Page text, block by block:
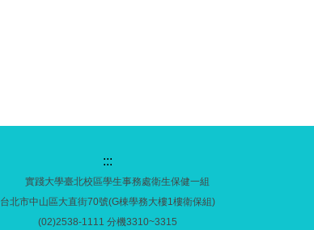
:::
實踐大學臺北校區學生事務處衛生保健一組
台北市中山區大直街70號(G棟學務大樓1樓衛保組)
(02)2538-1111 分機3310~3315